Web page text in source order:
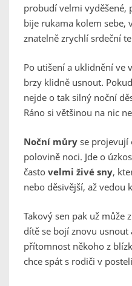
probudí velmi vyděšené,
bije rukama kolem sebe,
znatelně zrychlí srdeční
Po utišení a uklidnění ve
brzy klidně usnout.
nejde o tak silný noční
Ráno si většinou na nic
Noční můry se projevují
polovině noci. Jde o
často velmi živé sny,
nebo děsivější, až vedou
Takový sen pak už může
dítě se bojí znovu
přítomnost někoho z
chce spát s rodiči v